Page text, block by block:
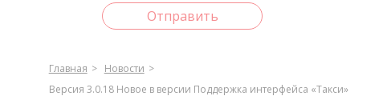
Отправить
Главная
Новости
Версия 3.0.18 Новое в версии Поддержка интерфейса «Такси»